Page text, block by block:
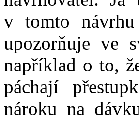
v tomto návrhu
upozorňuje ve
například o to,
páchají
nároku na